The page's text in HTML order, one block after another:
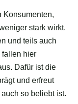
Konsumenten,
stark wirkt.
und teils auch
fallen hier
Dafür ist die
und erfreut
so beliebt ist.